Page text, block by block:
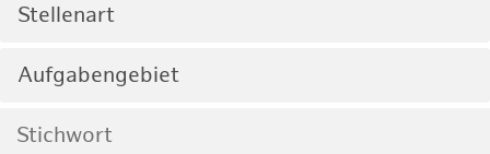
Stellenart
Aufgabengebiet